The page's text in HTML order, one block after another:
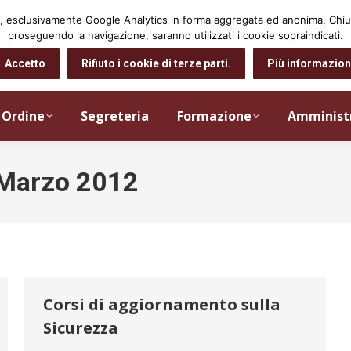
Ordine Segreteria Formazione
2012
Corsi di aggiornamento sulla
Sicurezza
Google Analytics in forma aggregata ed anonima.
proseguendo la navigazione, saranno utilizzati i cookie sopraindicati.
Accetto Rifiuto i cookie di terze parti. Più